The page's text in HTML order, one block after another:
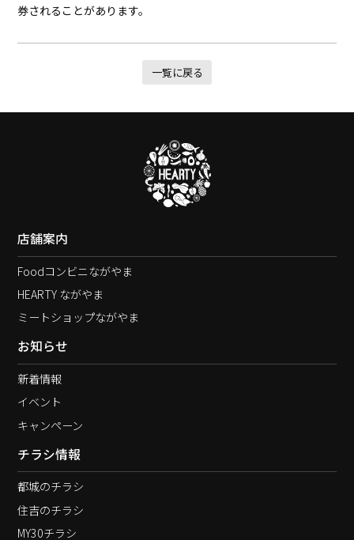
券されることがあります。
一覧に戻る
店舗案内
Foodコンビニながやま
HEARTY ながやま
ミートショップながやま
お知らせ
新着情報
イベント
キャンペーン
チラシ情報
都城のチラシ
住吉のチラシ
MY30チラシ